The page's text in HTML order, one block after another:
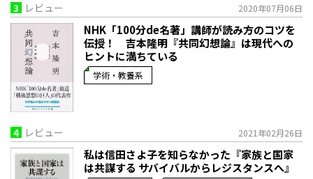
3 レビュー 2020年07月06日
NHK「100分de名著」講師が読み方のコツを
伝授！ 吉本隆明『共同幻想論』は現代への
ヒントに満ちている
学術・教養系
4 レビュー 2021年02月26日
私は信田さよ子を知らなかった『家族と国家
は共謀する サバイバルからレジスタンスへ』